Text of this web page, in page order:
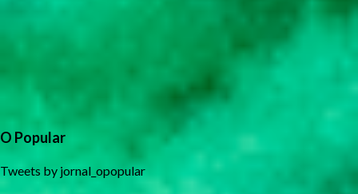
O Popular
Tweets by jornal_opopular